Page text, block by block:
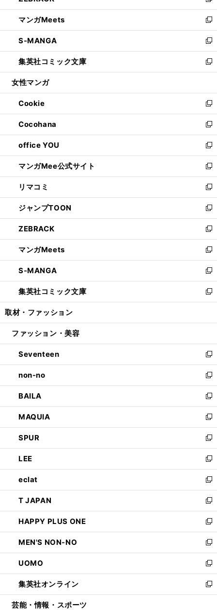
開
く
ウ
で
開
く
ン
ド
ウ
で
開
く
ウ
ィ
ン
ド
ウ
で
開
し
い
ウ
ィ
ン
ド
ウ
開
く
マンガMeets
新
し
い
ウ
ィ
ン
ウ
で
開
く
S-MANGA
新
し
い
ウ
ン
ド
ウ
で
開
く
集英社コミック文庫
新
し
ウ
ィ
ン
ド
ウ
で
開
く
女性マンガ
Cookie
新
し
い
ウ
ィ
ン
ド
ウ
で
開
く
Cocohana
新
し
い
ウ
ィ
ン
ド
ウ
で
開
く
office YOU
新
し
い
ウ
ィ
ン
ド
ウ
で
開
く
マンガMee公式サイト
新
し
い
ウ
ィ
ン
ド
ウ
で
開
く
リマコミ
新
し
い
ウ
ィ
ン
ド
ウ
で
開
く
ジャンプTOON
新
し
い
ウ
ィ
ン
ド
ウ
で
開
ZEBRACK
新
し
い
ウ
ィ
ン
ド
ウ
開
マンガMeets
新
し
い
ウ
ィ
ン
ウ
開
く
S-MANGA
新
し
い
ウ
ン
ウ
で
開
く
集英社コミック文庫
新
し
ウ
ン
ド
ウ
で
開
く
取材・ファッション
ファッション・美容
Seventeen
新
し
い
ウ
ィ
ン
ド
ウ
で
開
く
non-no
新
し
い
ウ
ィ
ン
ド
ウ
で
開
く
BAILA
新
し
い
ウ
ィ
ン
ド
ウ
で
開
く
MAQUIA
新
し
い
ウ
ィ
ン
ド
ウ
で
開
く
SPUR
新
し
い
ウ
ィ
ン
ド
ウ
で
開
く
LEE
新
し
い
ウ
ィ
ン
ド
ウ
で
開
く
eclat
新
し
い
ウ
ィ
ン
ド
ウ
で
開
く
T JAPAN
新
し
い
ウ
ィ
ン
ド
ウ
で
開
HAPPY PLUS ONE
新
し
い
ウ
ィ
ン
ド
ウ
MEN'S NON-NO
新
し
い
ウ
ィ
ン
UOMO
新
し
い
ウ
集英社オンライン
新
し
芸能・情報・スポーツ